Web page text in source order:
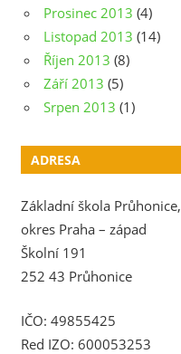
Prosinec 2013 (4)
Listopad 2013 (14)
Říjen 2013 (8)
Září 2013 (5)
Srpen 2013 (1)
ADRESA
Základní škola Průhonice,
okres Praha – západ
Školní 191
252 43 Průhonice
IČO: 49855425
Red IZO: 600053253